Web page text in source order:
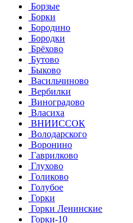
Борзые
Борки
Бородино
Бородки
Брёхово
Бутово
Быково
Васильчиново
Вербилки
Виноградово
Власиха
ВНИИССОК
Володарского
Воронино
Гаврилково
Глухово
Голиково
Голубое
Горки
Горки Ленинские
Горки-10